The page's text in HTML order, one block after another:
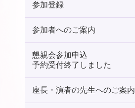
参加登録
参加者へのご案内
懇親会参加申込
予約受付終了しました
座長・演者の先生へのご案内